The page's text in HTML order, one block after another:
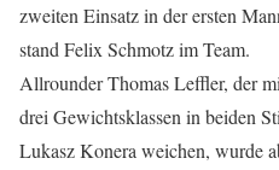
zweiten Einsatz in der ersten
stand Felix Schmotz im Team.
Allrounder Thomas Leffler, der
drei Gewichtsklassen in beiden
Lukasz Konera weichen, wurde